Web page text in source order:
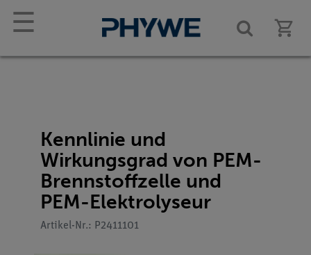
☰
Kennlinie und
Wirkungsgrad von PEM-
Brennstoffzelle und
PEM-Elektrolyseur
Artikel-Nr.: P2411101